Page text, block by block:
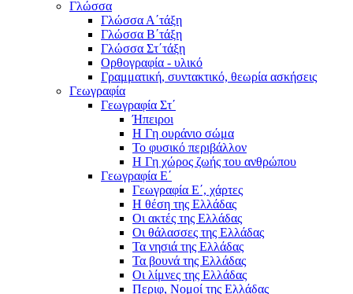
Γλώσσα
Γλώσσα Α΄τάξη
Γλώσσα Β΄τάξη
Γλώσσα Στ΄τάξη
Ορθογραφία - υλικό
Γραμματική, συντακτικό, θεωρία ασκήσεις
Γεωγραφία
Γεωγραφία Στ΄
Ήπειροι
Η Γη ουράνιο σώμα
Το φυσικό περιβάλλον
Η Γη χώρος ζωής του ανθρώπου
Γεωγραφία Ε΄
Γεωγραφία Ε΄, χάρτες
Η θέση της Ελλάδας
Οι ακτές της Ελλάδας
Οι θάλασσες της Ελλάδας
Τα νησιά της Ελλάδας
Τα βουνά της Ελλάδας
Οι λίμνες της Ελλάδας
Περιφ, Νομοί της Ελλάδας